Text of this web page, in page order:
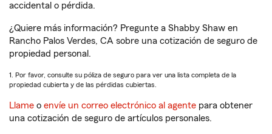
accidental o pérdida.
¿Quiere más información? Pregunte a Shabby Shaw en
Rancho Palos Verdes, CA sobre una cotización de seguro de
propiedad personal.
1. Por favor, consulte su póliza de seguro para ver una lista completa de la
propiedad cubierta y de las pérdidas cubiertas.
Llame o envíe un correo electrónico al agente para obtener
una cotización de seguro de artículos personales.